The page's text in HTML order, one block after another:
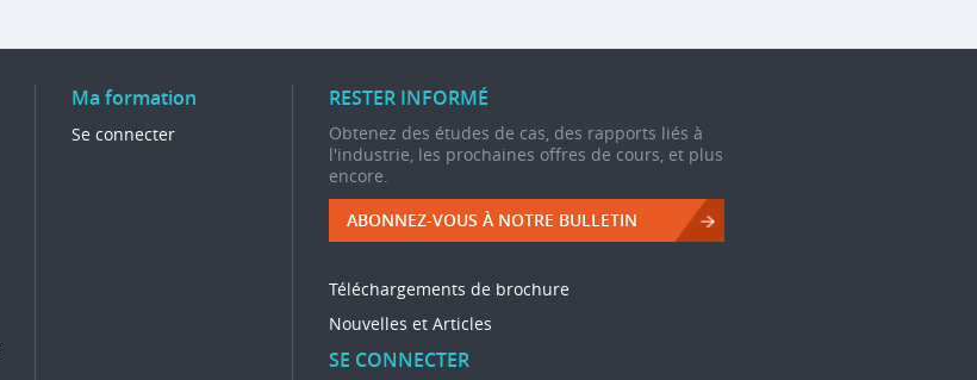
Ma formation
Se connecter
RESTER INFORMÉ
Obtenez des études de cas, des rapports liés à
l'industrie, les prochaines offres de cours, et plus
encore.
ABONNEZ-VOUS À NOTRE BULLETIN
Téléchargements de brochure
Nouvelles et Articles
SE CONNECTER